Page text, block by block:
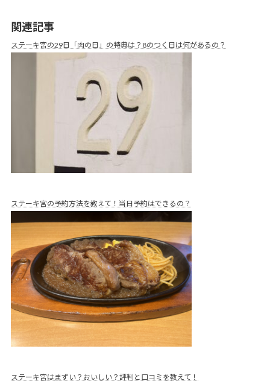
関連記事
ステーキ宮の29日「肉の日」の特典は？8のつく日は何があるの？
ステーキ宮の予約方法を教えて！当日予約はできるの？
ステーキ宮はまずい？おいしい？評判と口コミを教えて！